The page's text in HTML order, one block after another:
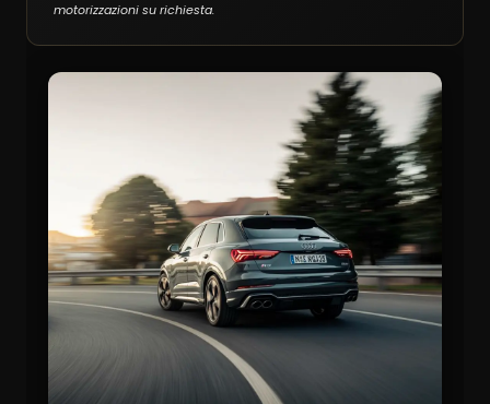
motorizzazioni su richiesta.